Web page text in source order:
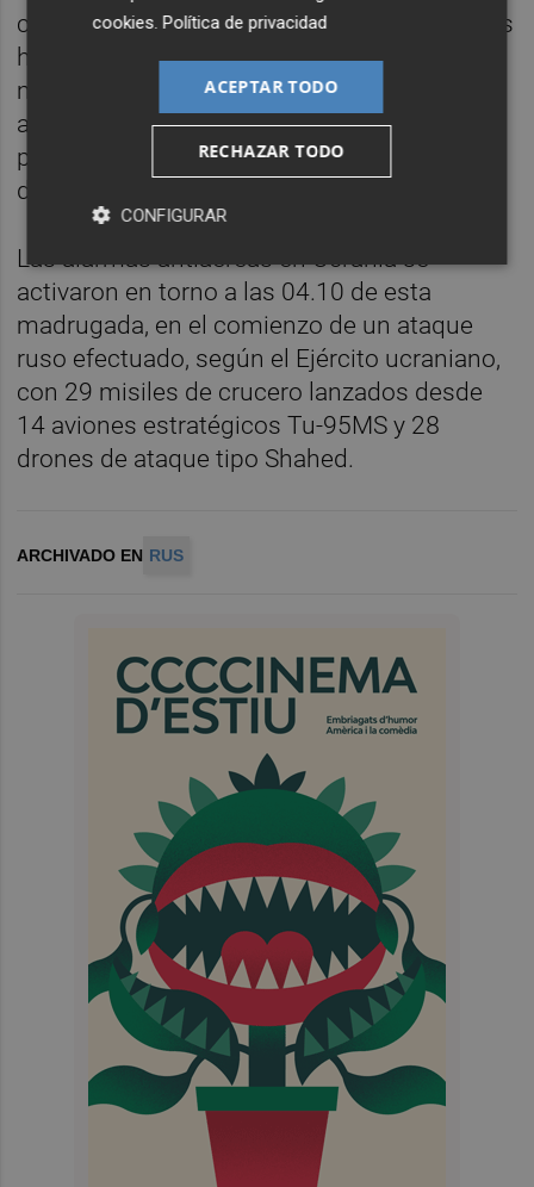
contra su territorio, una decena de los cuales
han ido dirigidos contra la capital, Kiev,
mientras la vecina Polonia ha activado la
alerta aérea tras constatar que uno de los
proyectiles atravesó su espacio aéreo
durante 39 segundos.
Las alarmas antiaéreas en Ucrania se
activaron en torno a las 04.10 de esta
madrugada, en el comienzo de un ataque
ruso efectuado, según el Ejército ucraniano,
con 29 misiles de crucero lanzados desde
14 aviones estratégicos Tu-95MS y 28
drones de ataque tipo Shahed.
ARCHIVADO EN RUS
cookies .Política de privacidad
ACEPTAR TODO
RECHAZAR TODO
CONFIGURAR